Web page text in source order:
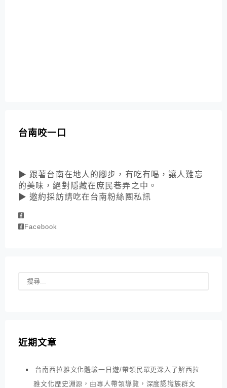
台南咬一口
▶ 跟著台南在地人的腳步，有吃有喝，讓人難忘
的美味，絕對隱藏在庶民巷弄之中。
▶ 邀約採訪請吃在台南粉絲團私訊
Facebook
近期文章
台南西拉雅文化體驗一日遊/帶領民眾更深入了解西拉
雅文化歷史淵源，由專人帶領導覽，深度認識族群文